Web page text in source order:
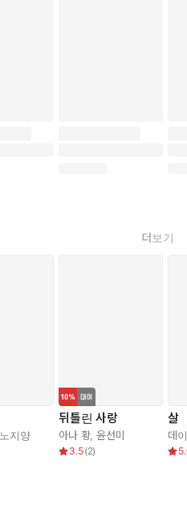
더보기
노지양
뒤틀린 사랑
아나 황,윤선미
3.5(2)
살
데